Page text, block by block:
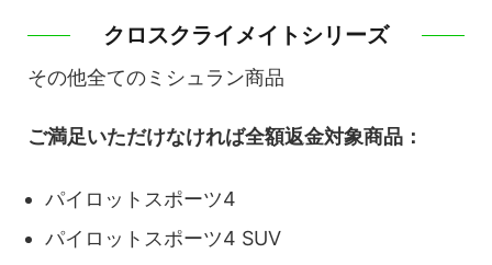
クロスクライメイトシリーズ
その他全てのミシュラン商品
ご満足いただけなければ全額返金対象商品：
パイロットスポーツ4
パイロットスポーツ4 SUV